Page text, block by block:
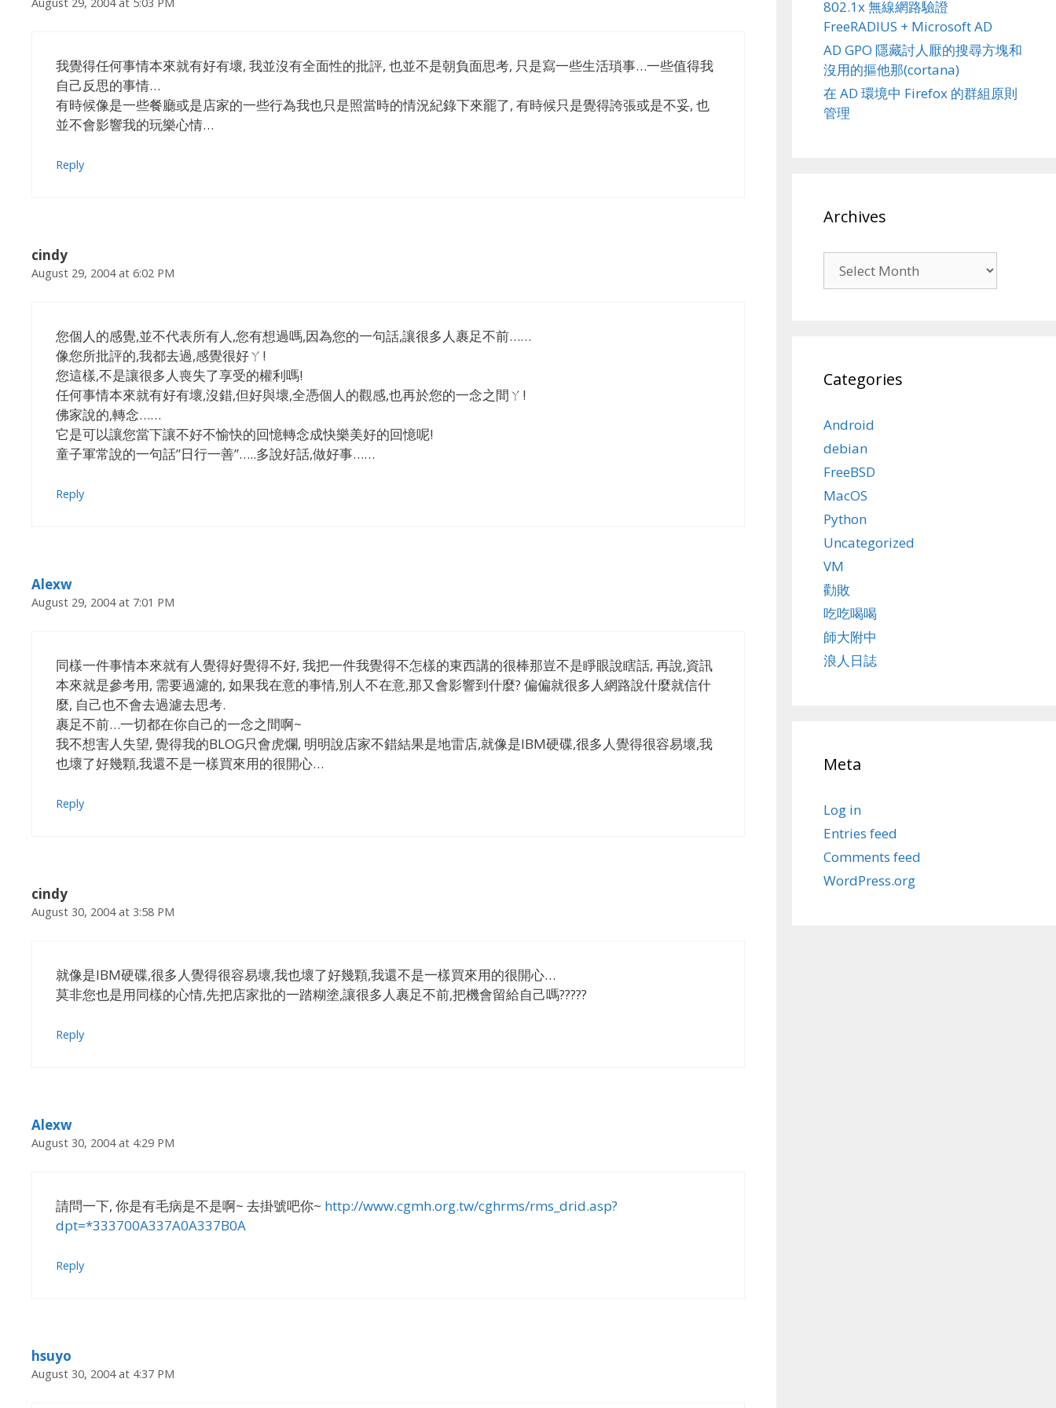
我覺得任何事情本來就有好有壞, 我並沒有全面性的批評, 也並不是朝負面思考, 只是寫一些生活瑣事…一些值得我
自己反思的事情…
有時候像是一些餐廳或是店家的一些行為我也只是照當時的情況紀錄下來罷了, 有時候只是覺得誇張或是不妥, 也
並不會影響我的玩樂心情…
Reply
cindy
August 29, 2004 at 6:02 PM
您個人的感覺,並不代表所有人,您有想過嗎,因為您的一句話,讓很多人裹足不前……
像您所批評的,我都去過,感覺很好ㄚ!
您這樣,不是讓很多人喪失了享受的權利嗎!
任何事情本來就有好有壞,沒錯,但好與壞,全憑個人的觀感,也再於您的一念之間ㄚ!
佛家說的,轉念……
它是可以讓您當下讓不好不愉快的回憶轉念成快樂美好的回憶呢!
童子軍常說的一句話”日行一善”…..多說好話,做好事……
Reply
Alexw
August 29, 2004 at 7:01 PM
同樣一件事情本來就有人覺得好覺得不好, 我把一件我覺得不怎樣的東西講的很棒那豈不是睜眼說瞎話, 再說,資訊
本來就是參考用, 需要過濾的, 如果我在意的事情,別人不在意,那又會影響到什麼? 偏偏就很多人網路說什麼就信什
麼, 自己也不會去過濾去思考.
裹足不前…一切都在你自己的一念之間啊~
我不想害人失望, 覺得我的BLOG只會虎爛, 明明說店家不錯結果是地雷店,就像是IBM硬碟,很多人覺得很容易壞,我
也壞了好幾顆,我還不是一樣買來用的很開心…
Reply
cindy
August 30, 2004 at 3:58 PM
就像是IBM硬碟,很多人覺得很容易壞,我也壞了好幾顆,我還不是一樣買來用的很開心…
莫非您也是用同樣的心情,先把店家批的一踏糊塗,讓很多人裹足不前,把機會留給自己嗎?????
Reply
Alexw
August 30, 2004 at 4:29 PM
請問一下, 你是有毛病是不是啊~ 去掛號吧你~ http://www.cgmh.org.tw/cghrms/rms_drid.asp?
dpt=*333700A337A0A337B0A
Reply
hsuyo
August 30, 2004 at 4:37 PM
802.1x 無線網路驗證
FreeRADIUS + Microsoft AD
AD GPO 隱藏討人厭的搜尋方塊和
沒用的摳他那(cortana)
在 AD 環境中 Firefox 的群組原則
管理
Archives
Categories
Android
debian
FreeBSD
MacOS
Python
Uncategorized
VM
勸敗
吃吃喝喝
師大附中
浪人日誌
Meta
Log in
Entries feed
Comments feed
WordPress.org